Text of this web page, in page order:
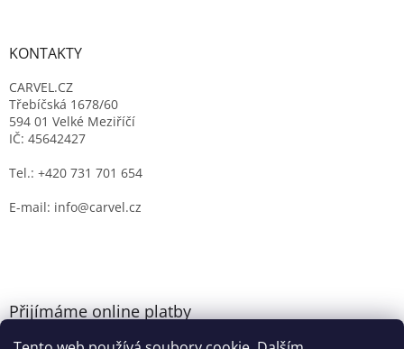
KONTAKTY
CARVEL.CZ
Třebíčská 1678/60
594 01 Velké Meziříčí
IČ: 45642427
Tel.: +420 731 701 654
E-mail: info@carvel.cz
Přijímáme online platby